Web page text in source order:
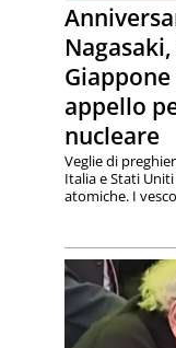
appello
nucleare
Veglie di
Italia e Stati
atomiche. I